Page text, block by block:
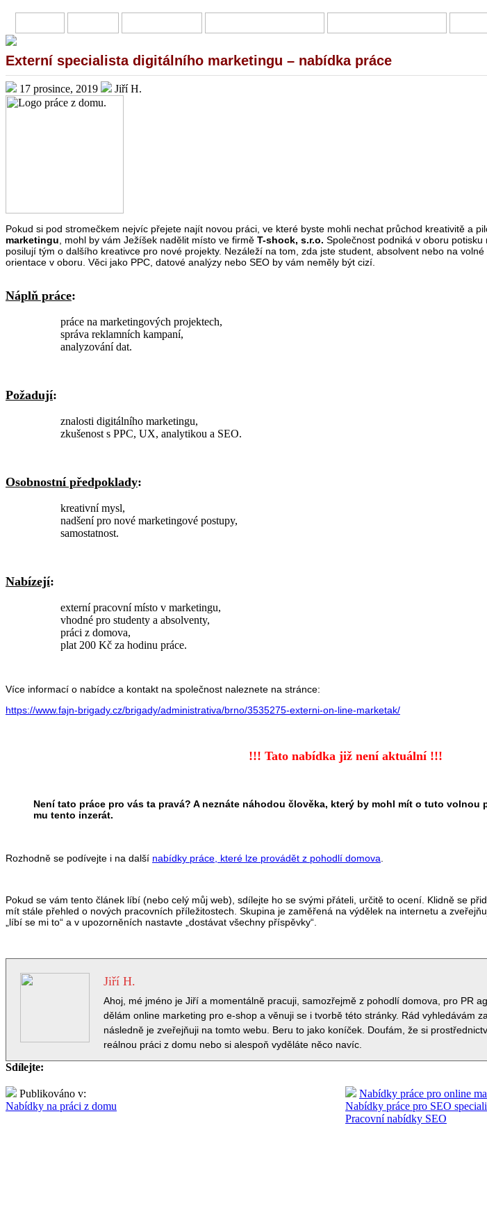
Externí specialista digitálního marketingu – nabídka práce
17 prosince, 2019 Jiří H.
Pokud si pod stromečkem nejvíc přejete najít novou práci, ve které byste mohli nechat průchod kreativitě a
marketingu , mohl by vám Ježíšek nadělit místo ve firmě T-shock, s.r.o. Společnost podniká v oboru
posilují tým o dalšího kreativce pro nové projekty. Nezáleží na tom, zda jste student, absolvent nebo na
orientace v oboru. Věci jako PPC, datové analýzy nebo SEO by vám neměly být cizí.
Náplň práce:
práce na marketingových projektech,
správa reklamních kampaní,
analyzování dat.
Požadují:
znalosti digitálního marketingu,
zkušenost s PPC, UX, analytikou a SEO.
Osobnostní předpoklady:
kreativní mysl,
nadšení pro nové marketingové postupy,
samostatnost.
Nabízejí:
externí pracovní místo v marketingu,
vhodné pro studenty a absolventy,
práci z domova,
plat 200 Kč za hodinu práce.
Více informací o nabídce a kontakt na společnost naleznete na stránce:
https://www.fajn-brigady.cz/brigady/administrativa/brno/3535275-externi-on-line-marketak/
!!! Tato nabídka již není aktuální !!!
Není tato práce pro vás ta pravá? A neznáte náhodou člověka, který by mohl mít o tuto volnou
mu tento inzerát.
Rozhodně se podívejte i na další nabídky práce, které lze provádět z pohodlí domova
Pokud se vám tento článek líbí (nebo celý můj web), sdílejte ho se svými přáteli, určitě to ocení. Klidně se
mít stále přehled o nových pracovních příležitostech. Skupina je zaměřená na výdělek na internetu a
„líbí se mi to“ a v upozorněních nastavte „dostávat všechny příspěvky“.
Jiří H.
Ahoj, mé jméno je Jiří a momentálně pracuji, samozřejmě z pohodlí domova, pro PR
dělám online marketing pro e-shop a věnuji se i tvorbě této stránky. Rád vyhledávám
následně je zveřejňuji na tomto webu. Beru to jako koníček. Doufám, že si
reálnou práci z domu nebo si alespoň vyděláte něco navíc.
Sdílejte:
Publikováno v:
Nabídky na práci z domu
Nabídky práce pro online
Nabídky práce pro SEO
Pracovní nabídky SEO